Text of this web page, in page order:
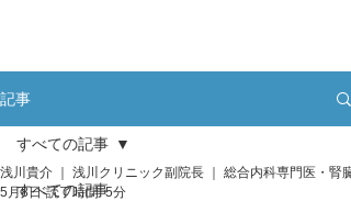
記事
すべての記事
すべての記事
浅川貴介 ｜ 浅川クリニック副院長 ｜ 総合内科専門医・腎
5月8日 読了時間: 5分